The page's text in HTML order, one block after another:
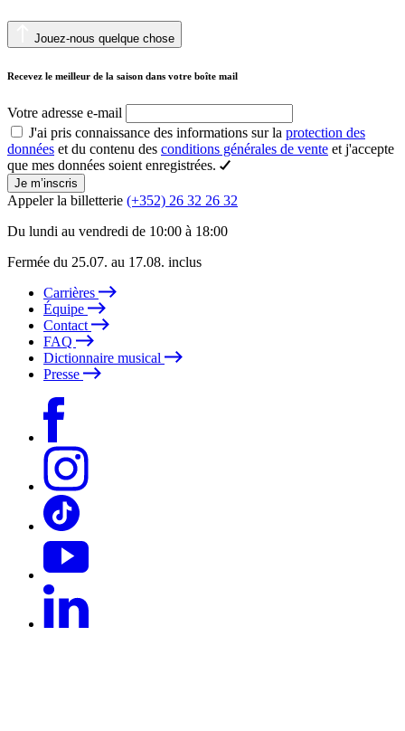
Jouez-nous quelque chose
Recevez le meilleur de la saison dans votre boîte mail
Votre adresse e-mail
J'ai pris connaissance des informations sur la protection des
données et du contenu des conditions générales de vente et j'accepte
que mes données soient enregistrées.
Je m’inscris
Appeler la billetterie (+352) 26 32 26 32
Du lundi au vendredi de 10:00 à 18:00
Fermée du 25.07. au 17.08. inclus
Carrières
Équipe
Contact
FAQ
Dictionnaire musical
Presse